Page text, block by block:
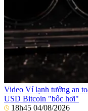
Video Ví lạnh tưởng an
USD Bitcoin "bốc hơi"
18h45 04/08/2026